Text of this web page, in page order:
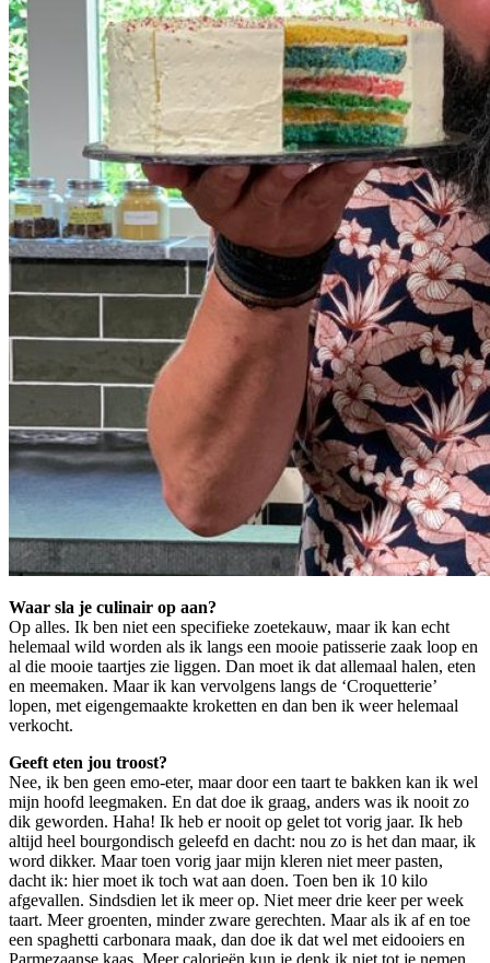
Waar sla je culinair op aan?
Op alles. Ik ben niet een specifieke zoetekauw, maar ik kan echt
helemaal wild worden als ik langs een mooie patisserie zaak loop en
al die mooie taartjes zie liggen. Dan moet ik dat allemaal halen, eten
en meemaken. Maar ik kan vervolgens langs de ‘Croquetterie’
lopen, met eigengemaakte kroketten en dan ben ik weer helemaal
verkocht.
Geeft eten jou troost?
Nee, ik ben geen emo-eter, maar door een taart te bakken kan ik wel
mijn hoofd leegmaken. En dat doe ik graag, anders was ik nooit zo
dik geworden. Haha! Ik heb er nooit op gelet tot vorig jaar. Ik heb
altijd heel bourgondisch geleefd en dacht: nou zo is het dan maar, ik
word dikker. Maar toen vorig jaar mijn kleren niet meer pasten,
dacht ik: hier moet ik toch wat aan doen. Toen ben ik 10 kilo
afgevallen. Sindsdien let ik meer op. Niet meer drie keer per week
taart. Meer groenten, minder zware gerechten. Maar als ik af en toe
een spaghetti carbonara maak, dan doe ik dat wel met eidooiers en